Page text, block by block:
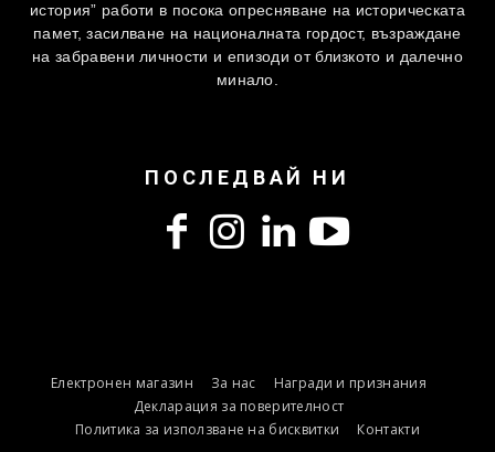
история” работи в посока опресняване на историческата
памет, засилване на националната гордост, възраждане
на забравени личности и епизоди от близкото и далечно
минало.
ПОСЛЕДВАЙ НИ
Електронен магазин За нас
Награди и признания
Декларация за поверителност
Политика за използване на бисквитки
Контакти